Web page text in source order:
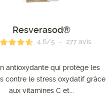
Resverasod®
4.6/5 - 277 avis
antioxydante qui protège les
contre le stress oxydatif grâce
aux vitamines C et...